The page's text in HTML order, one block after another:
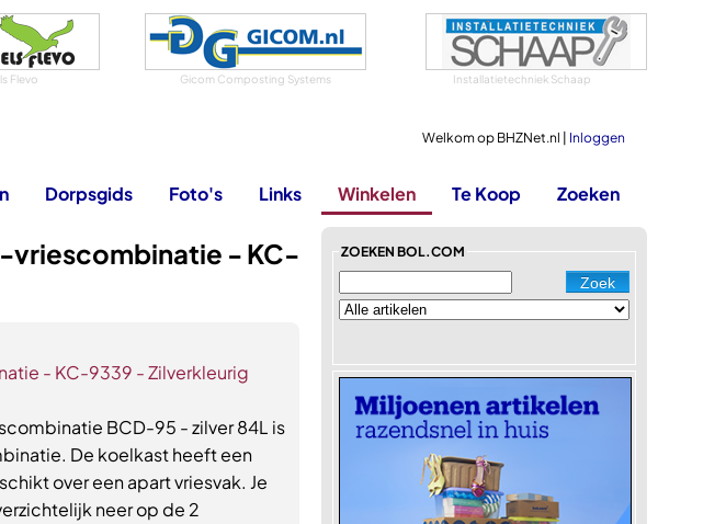
Flevo Gicom Composting Systems Installatietechniek Schaap
Welkom op BHZNet.nl | Inloggen
Dorpsgids Foto's Links Winkelen Te Koop Zoeken
vriescombinatie - KC-
- KC-9339 - Zilverkleurig
BCD-95 - zilver 84L is
De koelkast heeft een
over een apart vriesvak. Je
neer op de 2
ZOEKEN BOL.COM